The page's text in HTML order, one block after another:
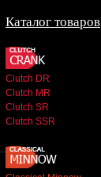
Каталог товаров
Clutch DR
Clutch MR
Clutch SR
Clutch SSR